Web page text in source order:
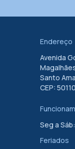
Endereço
Avenida
Santo
CEP:
Seg a
Feriados